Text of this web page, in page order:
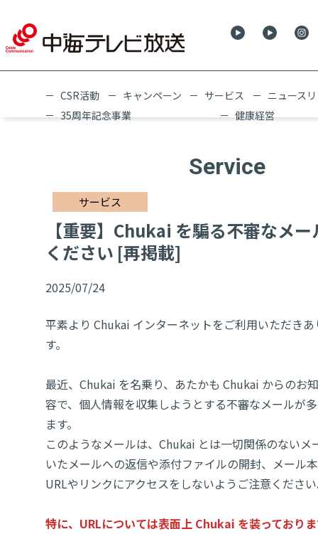
CSR活動 キャンペーン サービス
ニュース
35周年記念事業
健康経営
Service
サービス
【重要】Chukai を騙る不審なメ
ください [再掲載]
2025/07/24
平素より Chukai インターネットをご利用いただき
す。
最近、Chukai を名乗り、あたかも Chukai からのお
容で、個人情報を収集しようとする不審なメールが
ます。
このようなメールは、Chukai とは一切関係のないメ
いたメールへの返信や添付ファイルの開封、メール
URLやリンクにアクセスをしないようご注意くださ
特に、URLについては表面上 Chukai を装っており